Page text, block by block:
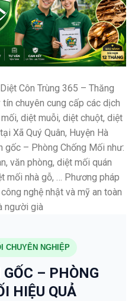
Côn Trùng 365 – Thăng
chuyên cung cấp các dịch
diệt muỗi, diệt chuột, diệt
Xã Quý Quân, Huyện Hà
gốc – Phòng Chống Mối như:
văn phòng, diệt mối quán
mối nhà gỗ, … Phương pháp
nghệ nhật và mỹ an toàn
người già
CHUYÊN NGHIỆP
– PHÒNG
HIỆU QUẢ